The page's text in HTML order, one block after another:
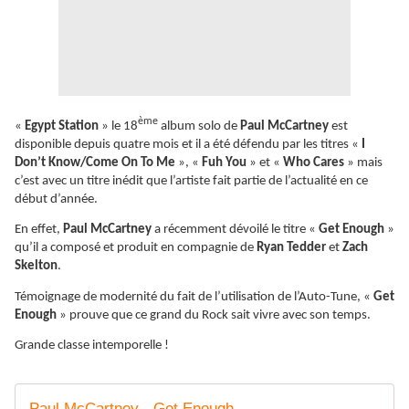
« Egypt Station » le 18ème album solo de Paul McCartney est
disponible depuis quatre mois et il a été défendu par les titres « I
Don’t Know/Come On To Me », « Fuh You » et « Who Cares » mais
c’est avec un titre inédit que l’artiste fait partie de l’actualité en ce
début d’année.
En effet, Paul McCartney a récemment dévoilé le titre « Get Enough »
qu’il a composé et produit en compagnie de Ryan Tedder et Zach
Skelton.
Témoignage de modernité du fait de l’utilisation de l’Auto-Tune, « Get
Enough » prouve que ce grand du Rock sait vivre avec son temps.
Grande classe intemporelle !